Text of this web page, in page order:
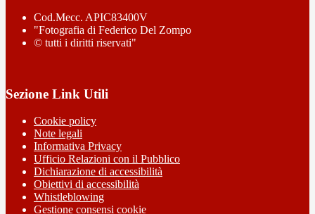
Cod.Mecc. APIC83400V
"Fotografia di Federico Del Zompo
© tutti i diritti riservati"
Sezione Link Utili
Cookie policy
Note legali
Informativa Privacy
Ufficio Relazioni con il Pubblico
Dichiarazione di accessibilità
Obiettivi di accessibilità
Whistleblowing
Gestione consensi cookie